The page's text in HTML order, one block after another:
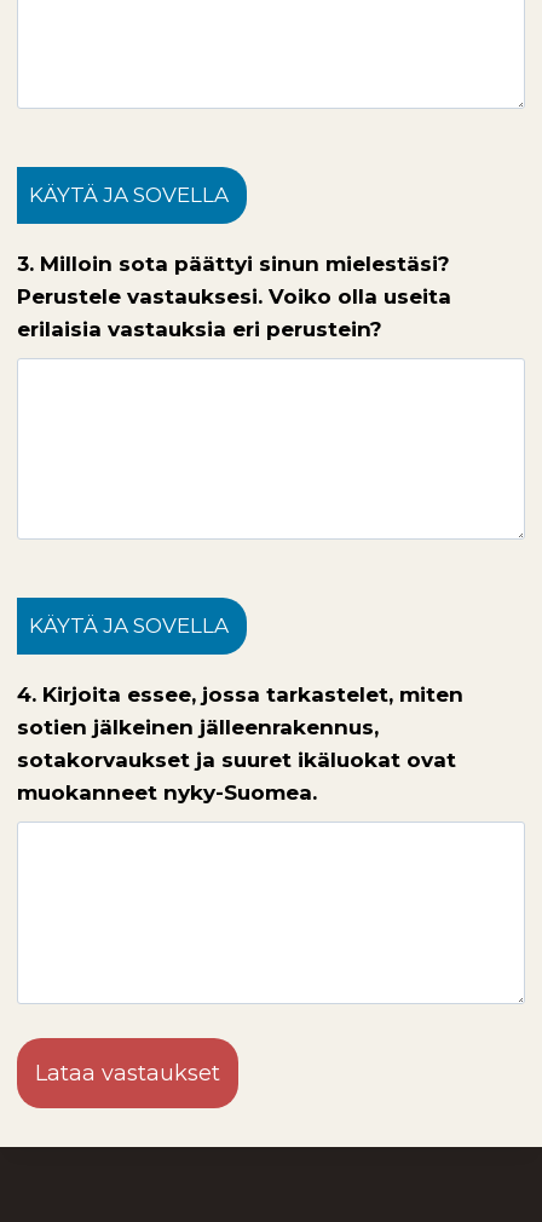
KÄYTÄ JA SOVELLA
3. Milloin sota päättyi sinun mielestäsi?
Perustele vastauksesi. Voiko olla useita
erilaisia vastauksia eri perustein?
KÄYTÄ JA SOVELLA
4. Kirjoita essee, jossa tarkastelet, miten
sotien jälkeinen jälleenrakennus,
sotakorvaukset ja suuret ikäluokat ovat
muokanneet nyky-Suomea.
Lataa vastaukset